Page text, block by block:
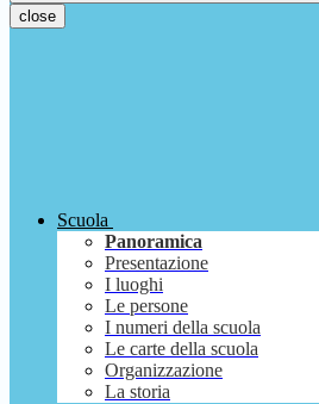
close
Scuola
Panoramica
Presentazione
I luoghi
Le persone
I numeri della scuola
Le carte della scuola
Organizzazione
La storia